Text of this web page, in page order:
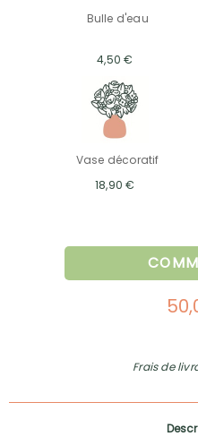
Bulle d'eau
4,50 €
Vase décoratif
18,90 €
Frais de